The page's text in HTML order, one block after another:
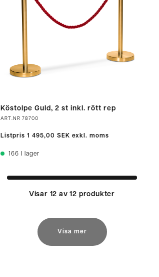
Köstolpe Guld, 2 st inkl. rött rep
ART.NR 78700
Listpris 1 495,00 SEK exkl. moms
166 I lager
Visar 12 av 12 produkter
Visa mer